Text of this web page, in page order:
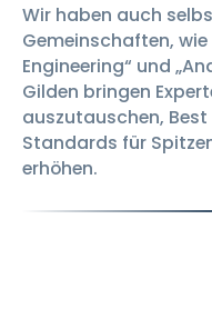
Wir haben auch
Gemeinschaften,
Engineering“ und
Gilden bringen
auszutauschen,
Standards für
erhöhen.